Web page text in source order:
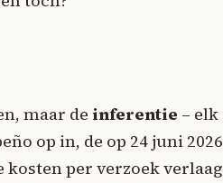
maar de inferentie – elk
op in, de op 24 juni 2026
per verzoek